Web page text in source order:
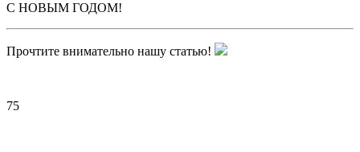
С НОВЫМ ГОДОМ!
Прочтите внимательно нашу статью!
75